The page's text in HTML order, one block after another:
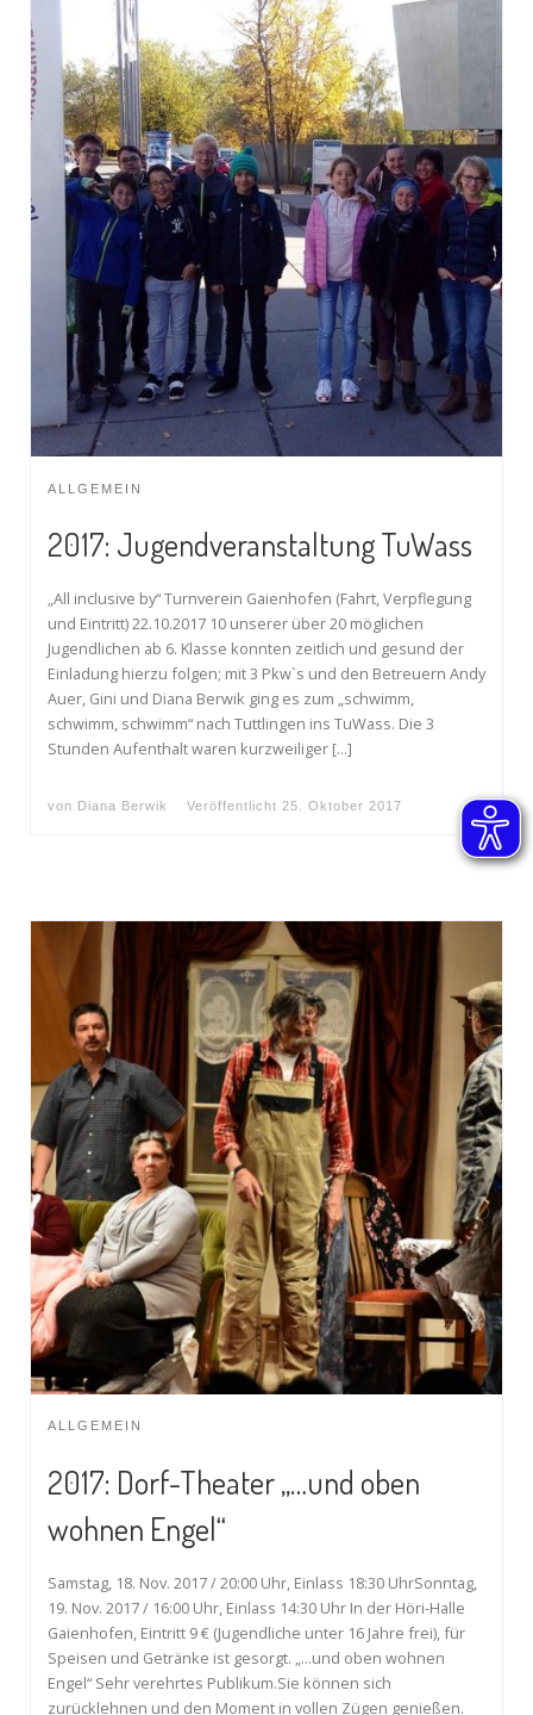
ALLGEMEIN
2017: Jugendveranstaltung TuWass
„All inclusive by“ Turnverein Gaienhofen (Fahrt, Verpflegung
und Eintritt) 22.10.2017 10 unserer über 20 möglichen
Jugendlichen ab 6. Klasse konnten zeitlich und gesund der
Einladung hierzu folgen; mit 3 Pkw`s und den Betreuern Andy
Auer, Gini und Diana Berwik ging es zum „schwimm,
schwimm, schwimm“ nach Tuttlingen ins TuWass. Die 3
Stunden Aufenthalt waren kurzweiliger […]
von Diana Berwik Veröffentlicht 25. Oktober 2017
ALLGEMEIN
2017: Dorf-Theater „…und oben
wohnen Engel“
Samstag, 18. Nov. 2017 / 20:00 Uhr, Einlass 18:30 UhrSonntag,
19. Nov. 2017 / 16:00 Uhr, Einlass 14:30 Uhr In der Höri-Halle
Gaienhofen, Eintritt 9 € (Jugendliche unter 16 Jahre frei), für
Speisen und Getränke ist gesorgt. „…und oben wohnen
Engel“ Sehr verehrtes Publikum.Sie können sich
zurücklehnen und den Moment in vollen Zügen genießen.